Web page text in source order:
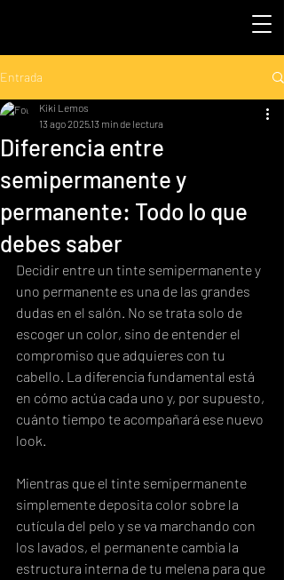
Entrada
Diferencia entre
semipermanente y
permanente: Todo lo que
debes saber
Kiki Lemos
13 ago 202513 min de lectura
Decidir entre un tinte semipermanente y
uno permanente es una de las grandes
dudas en el salón. No se trata solo de
escoger un color, sino de entender el
compromiso que adquieres con tu
cabello. La diferencia fundamental está
en cómo actúa cada uno y, por supuesto,
cuánto tiempo te acompañará ese nuevo
look.
Mientras que el tinte semipermanente
simplemente deposita color sobre la
cutícula del pelo y se va marchando con
los lavados, el permanente cambia la
estructura interna de tu melena para que